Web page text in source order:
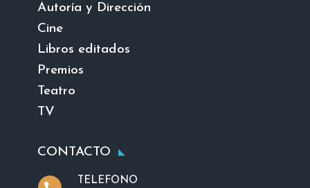
Autoría y Dirección
Cine
Libros editados
Premios
Teatro
TV
CONTACTO
TELEFONO